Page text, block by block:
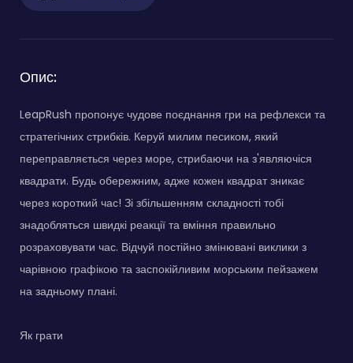
Опис:
LeapRush пропонує чудове поєднання гри на рефлекси та
стратегічних стрибків. Керуй милим песиком, який
переправляється через море, стрибаючи на з'являючіся
квадрати. Будь обережним, адже кожен квадрат зникає
через короткий час! Зі збільшенням складності тобі
знадобляться швидкі реакції та вміння правильно
розраховувати час. Відчуй постійно змінювані виклики з
чарівною графікою та заспокійливим морським пейзажем
на задньому плані.
Як грати